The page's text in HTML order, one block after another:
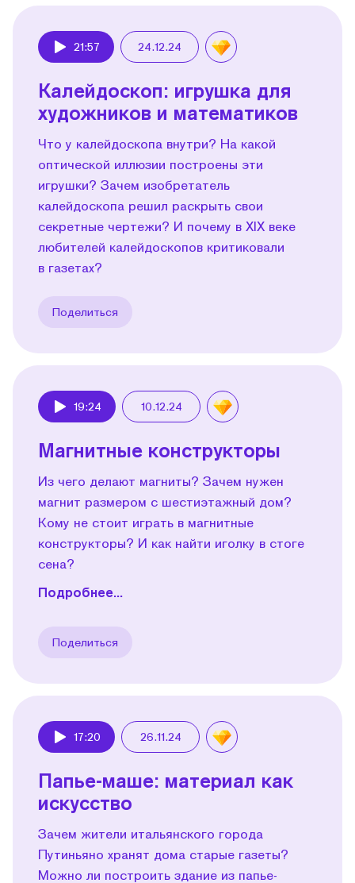
21:57 24.12.24
Калейдоскоп: игрушка для
художников и математиков
Что у калейдоскопа внутри? На какой
оптической иллюзии построены эти
игрушки? Зачем изобретатель
калейдоскопа решил раскрыть свои
секретные чертежи? И почему в XIX веке
любителей калейдоскопов критиковали
в газетах?
Поделиться
19:24 10.12.24
Магнитные конструкторы
Из чего делают магниты? Зачем нужен
магнит размером с шестиэтажный дом?
Кому не стоит играть в магнитные
конструкторы? И как найти иголку в стоге
сена?
Подробнее...
Поделиться
17:20 26.11.24
Папье-маше: материал как
искусство
Зачем жители итальянского города
Путиньяно хранят дома старые газеты?
Можно ли построить здание из папье-